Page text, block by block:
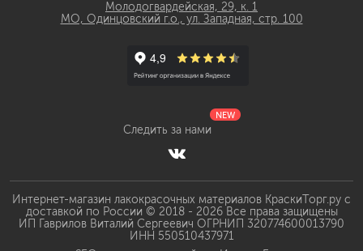
Молодогвардейская, 29, к. 1
МО, Одинцовский г.о., ул. Западная, стр. 100
Следить за нами
NEW
Интернет-магазин лакокрасочных материалов КраскиТорг.ру с
доставкой по России © 2018 - 2026 Все права защищены
ИП Гаврилов Виталий Сергеевич ОГРНИП 320774600013790
ИНН 550510437971